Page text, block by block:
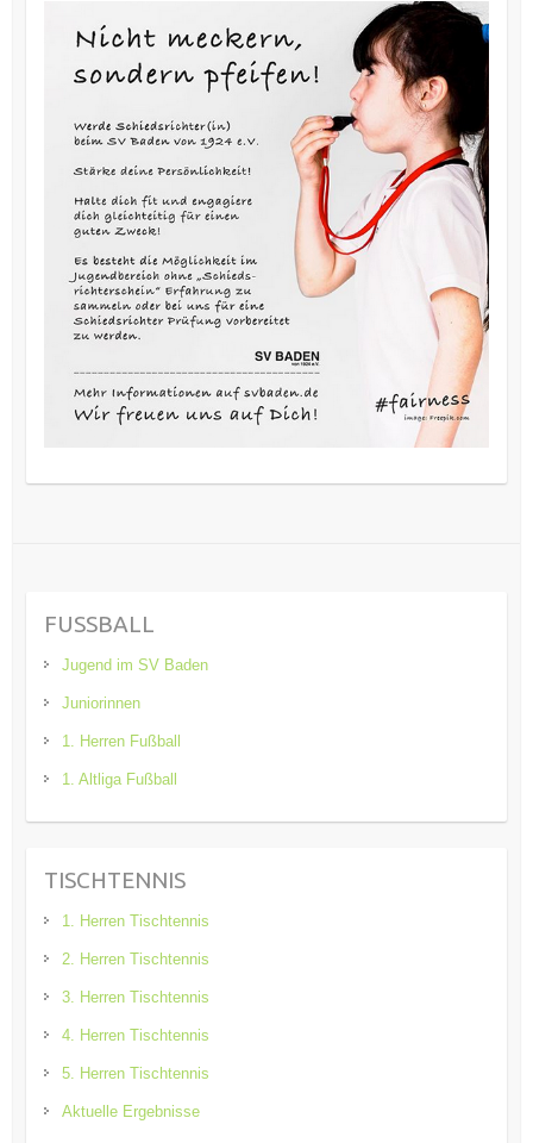
FUSSBALL
Jugend im SV Baden
Juniorinnen
1. Herren Fußball
1. Altliga Fußball
TISCHTENNIS
1. Herren Tischtennis
2. Herren Tischtennis
3. Herren Tischtennis
4. Herren Tischtennis
5. Herren Tischtennis
Aktuelle Ergebnisse